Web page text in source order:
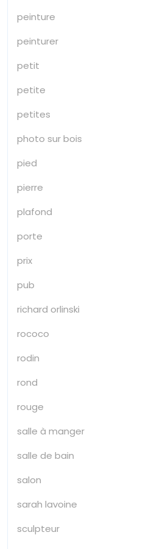
peinture
peinturer
petit
petite
petites
photo sur bois
pied
pierre
plafond
porte
prix
pub
richard orlinski
rococo
rodin
rond
rouge
salle à manger
salle de bain
salon
sarah lavoine
sculpteur